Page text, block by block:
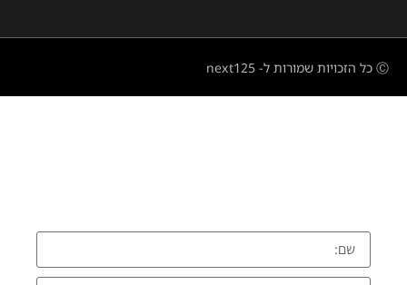
Ⓒ כל הזכויות שמורות ל- next125